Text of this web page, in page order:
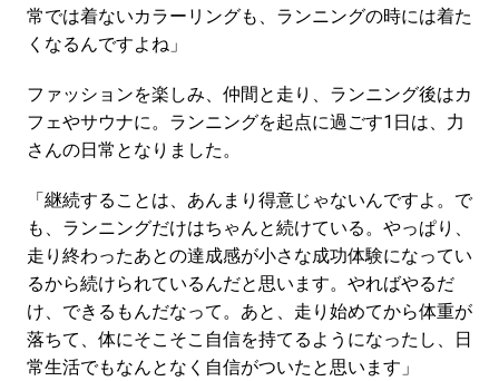
常では着ないカラーリングも、ランニングの時には着た
くなるんですよね」
ファッションを楽しみ、仲間と走り、ランニング後はカ
フェやサウナに。ランニングを起点に過ごす1日は、力
さんの日常となりました。
「継続することは、あんまり得意じゃないんですよ。で
も、ランニングだけはちゃんと続けている。やっぱり、
走り終わったあとの達成感が小さな成功体験になってい
るから続けられているんだと思います。やればやるだ
け、できるもんだなって。あと、走り始めてから体重が
落ちて、体にそこそこ自信を持てるようになったし、日
常生活でもなんとなく自信がついたと思います」